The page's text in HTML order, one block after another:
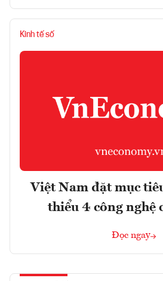
Kinh tế số
Việt Nam đặt mục
thiểu 4 công nghệ
Đọc ngay